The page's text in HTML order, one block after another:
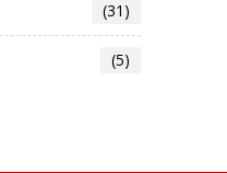
(31)
(5)